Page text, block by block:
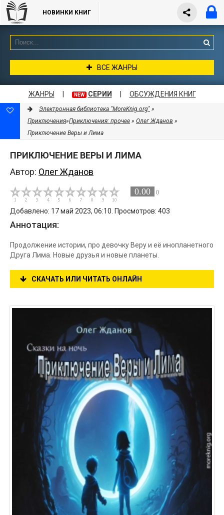
НОВИНКИ КНИГ
ВСЕ ЖАНРЫ
ЖАНРЫ NEW СЕРИИ ОБСУЖДЕНИЯ КНИГ
Электронная библиотека "MoreKnig.org" »
Приключения»Приключения: прочее » Олег Жданов »
Приключение Веры и Лима
ПРИКЛЮЧЕНИЕ ВЕРЫ И ЛИМА
Автор: Олег Жданов
0.00 0
Добавлено: 17 май 2023, 06:10. Просмотров: 403
Аннотация:
Продолжение истории, про девочку Веру и её инопланетного
Друга Лима. Новые друзья и новые планеты.
СКАЧАТЬ ИЛИ ЧИТАТЬ ОНЛАЙН